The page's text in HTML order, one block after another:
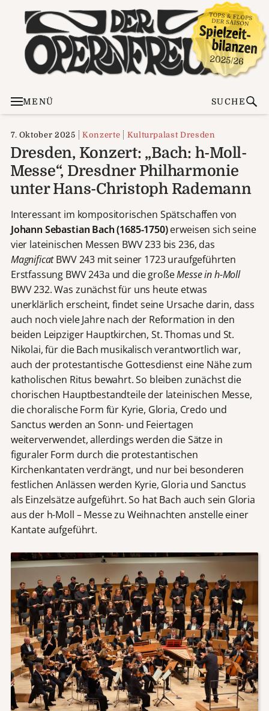
MENÜ SUCHE
7. Oktober 2025 Konzerte Kulturpalast Dresden
Dresden, Konzert: „Bach: h-Moll-
Messe“, Dresdner Philharmonie
unter Hans-Christoph Rademann
Interessant im kompositorischen Spätschaffen von
Johann Sebastian Bach (1685-1750)erweisen sich seine
vier lateinischen Messen BWV 233 bis 236, das
MagnificatBWV 243 mit seiner 1723 uraufgeführten
Erstfassung BWV 243a und die großeMesse in h-Moll
BWV 232. Was zunächst für uns heute etwas
unerklärlich erscheint, findet seine Ursache darin, dass
auch noch viele Jahre nach der Reformation in den
beiden Leipziger Hauptkirchen, St. Thomas und St.
Nikolai, für die Bach musikalisch verantwortlich war,
auch der protestantische Gottesdienst eine Nähe zum
katholischen Ritus bewahrt. So bleiben zunächst die
chorischen Hauptbestandteile der lateinischen Messe,
die choralische Form für Kyrie, Gloria, Credo und
Sanctus werden an Sonn- und Feiertagen
weiterverwendet, allerdings werden die Sätze in
figuraler Form durch die protestantischen
Kirchenkantaten verdrängt, und nur bei besonderen
festlichen Anlässen werden Kyrie, Gloria und Sanctus
als Einzelsätze aufgeführt. So hat Bach auch sein Gloria
aus der h-Moll – Messe zu Weihnachten anstelle einer
Kantate aufgeführt.